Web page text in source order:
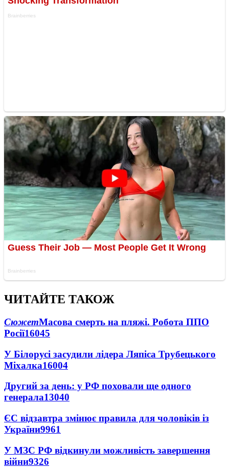
ЧИТАЙТЕ ТАКОЖ
СюжетМасова смерть на пляжі. Робота ППО
Росії16045
У Білорусі засудили лідера Ляпіса Трубецького
Міхалка16004
Другий за день: у РФ поховали ще одного
генерала13040
ЄС відзавтра змінює правила для чоловіків із
України9961
У МЗС РФ відкинули можливість завершення
війни9326